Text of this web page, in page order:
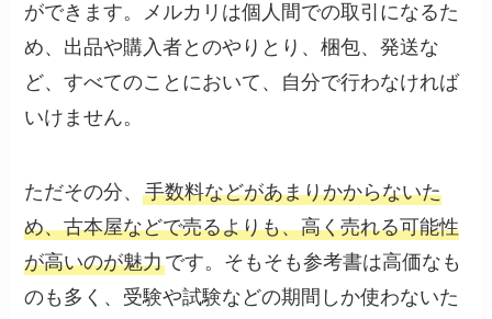
ができます。メルカリは個人間での取引になるた
め、出品や購入者とのやりとり、梱包、発送な
ど、すべてのことにおいて、自分で行わなければ
いけません。
ただその分、手数料などがあまりかからないた
め、古本屋などで売るよりも、高く売れる可能性
が高いのが魅力です。そもそも参考書は高価なも
のも多く、受験や試験などの期間しか使わないた